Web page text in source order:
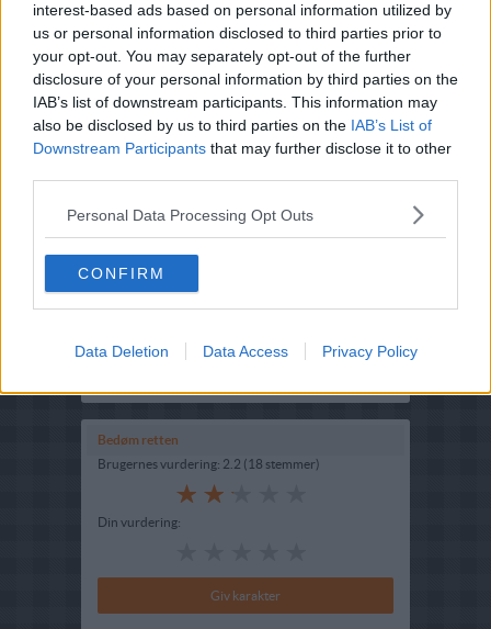
interest-based ads based on personal information utilized by
us or personal information disclosed to third parties prior to
your opt-out. You may separately opt-out of the further
disclosure of your personal information by third parties on the
IAB’s list of downstream participants. This information may
also be disclosed by us to third parties on the IAB’s List of
Downstream Participants that may further disclose it to other
Personal Data Processing Opt Outs
CONFIRM
Data Deletion Data Access Privacy Policy
Opskriftsinfo
Bedøm retten
Brugernes vurdering: 2.2 (18 stemmer)
Din vurdering: